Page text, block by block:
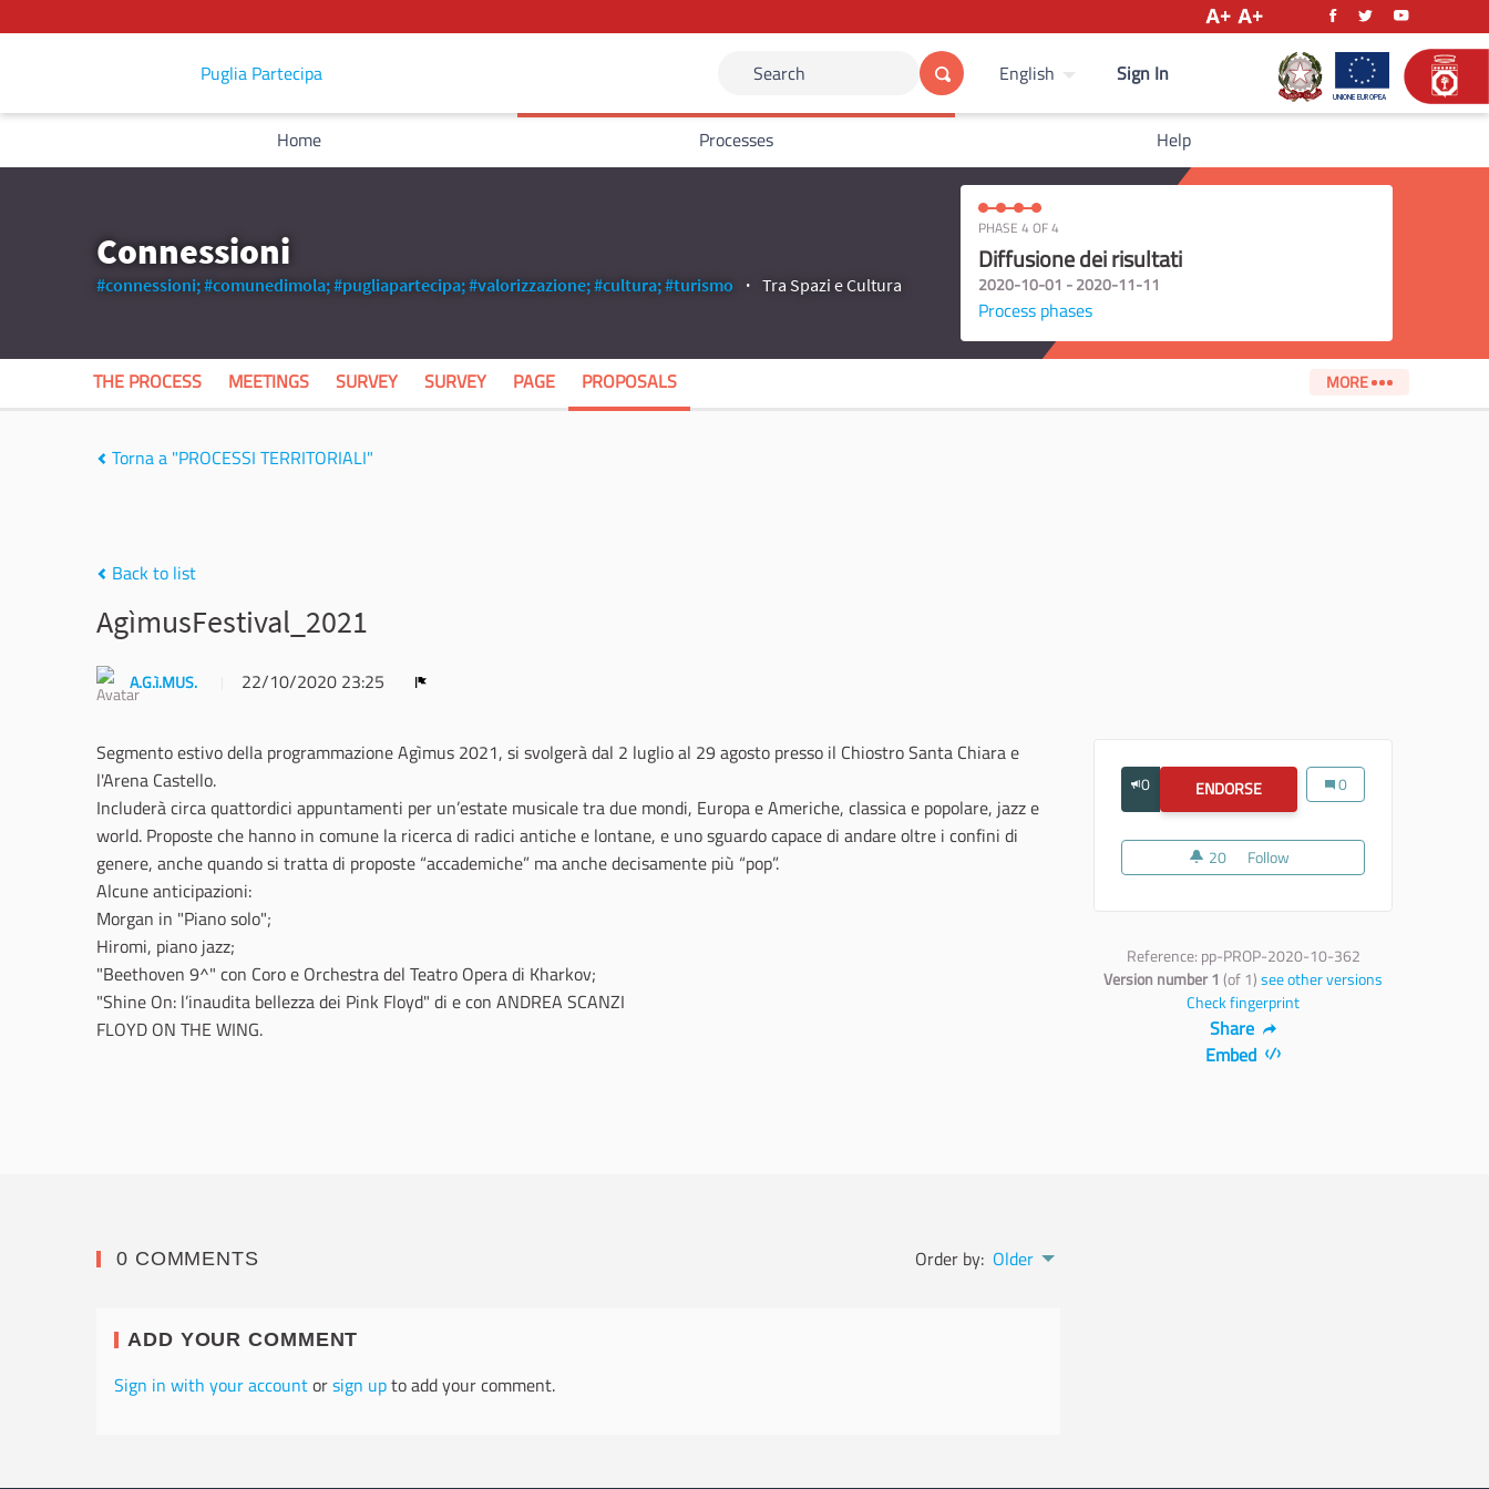
Puglia Partecipa Search English Sign In
Home Processes Help
Connessioni
#connessioni;#comunedimola;#pugliapartecipa;#valorizzazione;#cultura;#turismo Tra Spazi e Cultura
PHASE 4 OF 4
Diffusione dei risultati
2020-10-01 - 2020-11-11
Process phases
THE PROCESS MEETINGS SURVEY SURVEY PAGE PROPOSALS MORE
Torna a "PROCESSI TERRITORIALI"
Back to list
AgìmusFestival_2021
A.G.ì.MUS. 22/10/2020 23:25
Segmento estivo della programmazione Agìmus 2021, si svolgerà dal 2 luglio al 29 agosto presso il Chiostro Santa Chiara e
l'Arena Castello.
Includerà circa quattordici appuntamenti per un’estate musicale tra due mondi, Europa e Americhe, classica e popolare, jazz e
world. Proposte che hanno in comune la ricerca di radici antiche e lontane, e uno sguardo capace di andare oltre i confini di
genere, anche quando si tratta di proposte “accademiche” ma anche decisamente più “pop”.
Alcune anticipazioni:
Morgan in "Piano solo";
Hiromi, piano jazz;
"Beethoven 9^" con Coro e Orchestra del Teatro Opera di Kharkov;
"Shine On: l’inaudita bellezza dei Pink Floyd" di e con ANDREA SCANZI
FLOYD ON THE WING.
0 ENDORSE AGÌMUSFESTIVAL_2021
AgìmusFestival_2021
0
20 20 followers
Follow
Reference: pp-PROP-2020-10-362
Version number 1 (of 1)see other versions
Check fingerprint
Share
Embed
0 COMMENTS Order by: Older
ADD YOUR COMMENT
Sign in with your accountorsign upto add your comment.